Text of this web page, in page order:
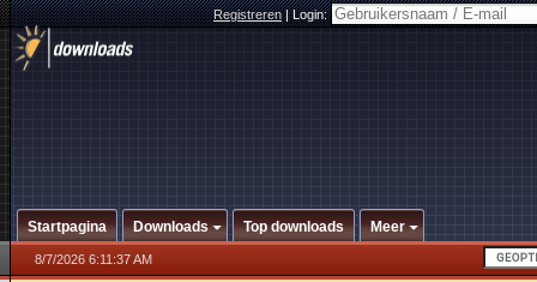
Registreren|Login:
Startpagina Downloads Top downloads Meer
8/7/2026 6:11:37 AM